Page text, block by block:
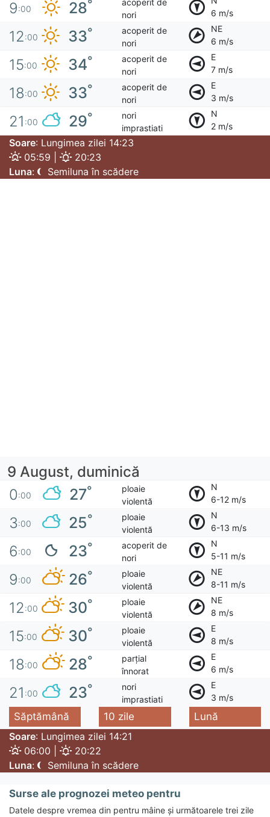
9:00 28°
nori
6 m/s
12:00 33°
acoperit de
nori
NE
6 m/s
15:00 34°
acoperit de
nori
E
7 m/s
18:00 33°
acoperit de
nori
E
3 m/s
21 :00 29°
nori
imprastiati
N
2 m/s
Soare: Lungimea zilei 14:23
05:59 |
20:23
Luna: Semiluna în scădere
9 August, duminică
0:00 27°
ploaie
violentă
N
6-12 m/s
3:00 25°
ploaie
violentă
N
6-13 m/s
6:00 23°
acoperit de
nori
N
5-11 m/s
9:00 26°
ploaie
violentă
NE
8-11 m/s
12:00 30°
ploaie
violentă
NE
8 m/s
15:00 30°
ploaie
violentă
E
8 m/s
18:00 28°
parțial
înnorat
E
6 m/s
21 :00 23°
nori
imprastiati
E
3 m/s
Săptămână 10 zile
Lună
Soare: Lungimea zilei 14:21
06:00 |
20:22
Luna: Semiluna în scădere
Surse ale prognozei meteo pentru
Datele despre vremea din pentru mâine și următoarele trei zile